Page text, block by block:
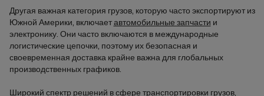
Другая важная категория грузов, которую часто экспортируют из
Южной Америки, включает автомобильные запчасти и
электронику. Они часто включаются в международные
логистические цепочки, поэтому их безопасная и
своевременная доставка крайне важна для глобальных
производственных графиков.
Широкий спектр решений в сфере транспортировки грузов,